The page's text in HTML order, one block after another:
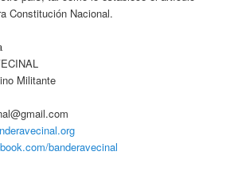
Constitución Nacional.
Militante
banderavecinal